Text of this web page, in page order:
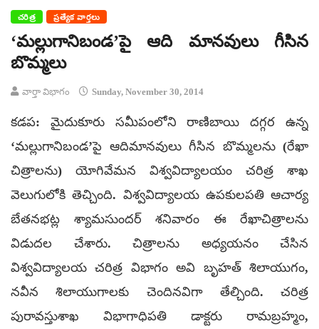
చరిత్ర ప్రత్యేక వార్తలు
‘మల్లుగానిబండ’పై ఆది మానవులు గీసిన
బొమ్మలు
వార్తా విభాగం Sunday, November 30, 2014
కడప: మైదుకూరు సమీపంలోని రాణిబాయి దగ్గర ఉన్న
‘మల్లుగానిబండ’పై ఆదిమానవులు గీసిన బొమ్మలను (రేఖా
చిత్రాలను) యోగివేమన విశ్వవిద్యాలయం చరిత్ర శాఖ
వెలుగులోకి తెచ్చింది. విశ్వవిద్యాలయ ఉపకులపతి ఆచార్య
బేతనభట్ల శ్యామసుందర్ శనివారం ఈ రేఖాచిత్రాలను
విడుదల చేశారు. చిత్రాలను అధ్యయనం చేసిన
విశ్వవిద్యాలయ చరిత్ర విభాగం అవి బృహత్ శిలాయుగం,
నవీన శిలాయుగాలకు చెందినవిగా తేల్చింది. చరిత్ర
పురావస్తుశాఖ విభాగాధిపతి డాక్టరు రామబ్రహ్మం,